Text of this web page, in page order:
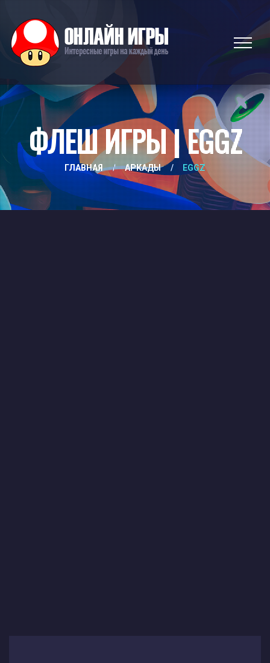
ФЛЕШ ИГРЫ | EGGZ
ГЛАВНАЯ / АРКАДЫ / EGGZ